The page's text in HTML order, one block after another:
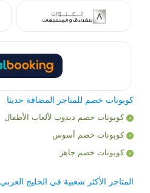
كوبونات خصم للمتاجر المضافة حديثا
كوبونات خصم دبدوب لألعاب الأطفال
كوبونات خصم أسوس
كوبونات خصم جاهز
المتاجر الأكثر شعبية في الخليج العربي